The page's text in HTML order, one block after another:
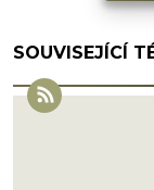
SOUVISEJÍCÍ